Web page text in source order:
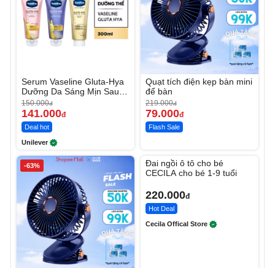
Serum Vaseline Gluta-Hya
Dưỡng Da Sáng Mịn Sau 7
Ngày
150.000đ
141.000đ
Deal hot
Unilever
Quạt tích điện kẹp bàn mini
để bàn
219.000đ
79.000đ
Flash Sale
-63%
Đai ngồi ô tô cho bé
CECILA cho bé 1-9 tuổi
220.000đ
Hot Deal
Cecila Offical Store